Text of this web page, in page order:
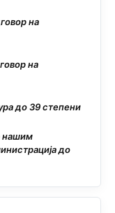
на
на
до 39 степени
нашим
до